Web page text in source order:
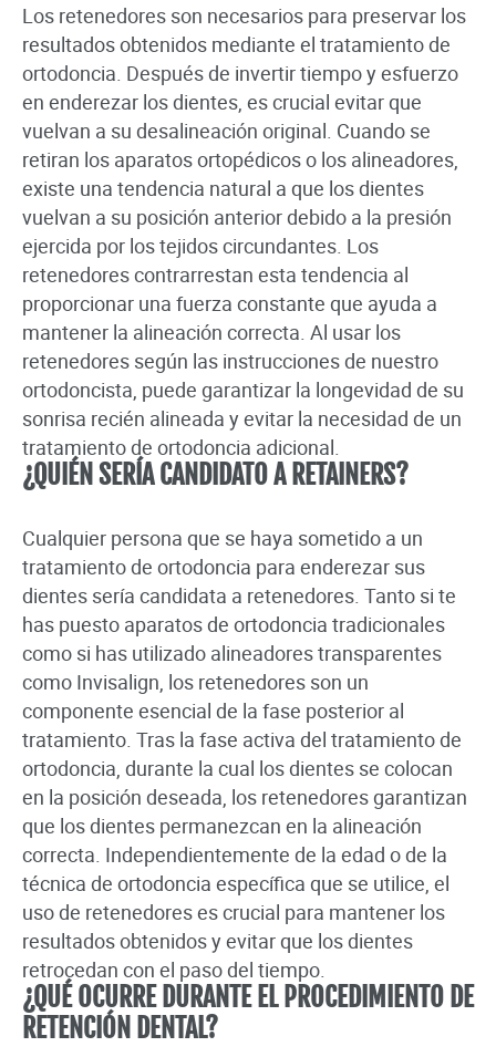
Los retenedores son necesarios para preservar los
resultados obtenidos mediante el tratamiento de
ortodoncia. Después de invertir tiempo y esfuerzo
en enderezar los dientes, es crucial evitar que
vuelvan a su desalineación original. Cuando se
retiran los aparatos ortopédicos o los alineadores,
existe una tendencia natural a que los dientes
vuelvan a su posición anterior debido a la presión
ejercida por los tejidos circundantes. Los
retenedores contrarrestan esta tendencia al
proporcionar una fuerza constante que ayuda a
mantener la alineación correcta. Al usar los
retenedores según las instrucciones de nuestro
ortodoncista, puede garantizar la longevidad de su
sonrisa recién alineada y evitar la necesidad de un
tratamiento de ortodoncia adicional.
¿QUIÉN SERÍA CANDIDATO A RETAINERS?
Cualquier persona que se haya sometido a un
tratamiento de ortodoncia para enderezar sus
dientes sería candidata a retenedores. Tanto si te
has puesto aparatos de ortodoncia tradicionales
como si has utilizado alineadores transparentes
como Invisalign, los retenedores son un
componente esencial de la fase posterior al
tratamiento. Tras la fase activa del tratamiento de
ortodoncia, durante la cual los dientes se colocan
en la posición deseada, los retenedores garantizan
que los dientes permanezcan en la alineación
correcta. Independientemente de la edad o de la
técnica de ortodoncia específica que se utilice, el
uso de retenedores es crucial para mantener los
resultados obtenidos y evitar que los dientes
retrocedan con el paso del tiempo.
¿QUÉ OCURRE DURANTE EL PROCEDIMIENTO DE
RETENCIÓN DENTAL?